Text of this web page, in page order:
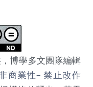
博學多文團隊編輯
商業性– 禁止改作